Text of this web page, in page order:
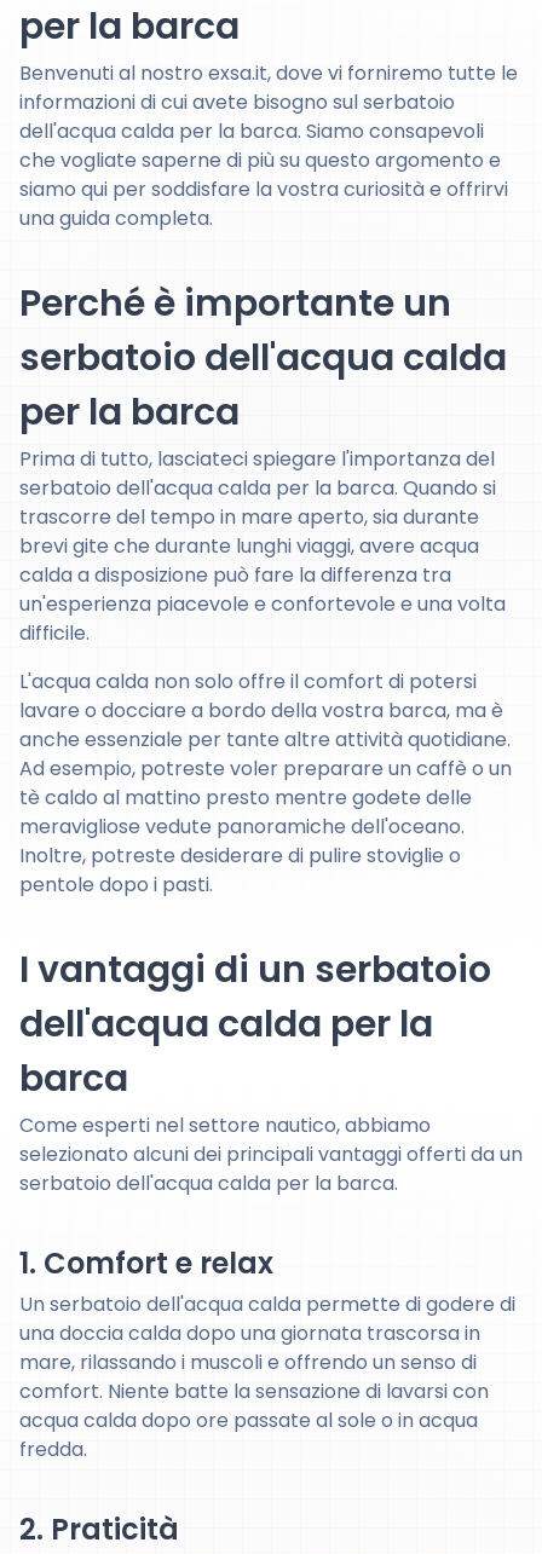
per la barca
Benvenuti al nostro exsa.it, dove vi forniremo tutte le
informazioni di cui avete bisogno sul serbatoio
dell'acqua calda per la barca. Siamo consapevoli
che vogliate saperne di più su questo argomento e
siamo qui per soddisfare la vostra curiosità e offrirvi
una guida completa.
Perché è importante un
serbatoio dell'acqua calda
per la barca
Prima di tutto, lasciateci spiegare l'importanza del
serbatoio dell'acqua calda per la barca. Quando si
trascorre del tempo in mare aperto, sia durante
brevi gite che durante lunghi viaggi, avere acqua
calda a disposizione può fare la differenza tra
un'esperienza piacevole e confortevole e una volta
difficile.
L'acqua calda non solo offre il comfort di potersi
lavare o docciare a bordo della vostra barca, ma è
anche essenziale per tante altre attività quotidiane.
Ad esempio, potreste voler preparare un caffè o un
tè caldo al mattino presto mentre godete delle
meravigliose vedute panoramiche dell'oceano.
Inoltre, potreste desiderare di pulire stoviglie o
pentole dopo i pasti.
I vantaggi di un serbatoio
dell'acqua calda per la
barca
Come esperti nel settore nautico, abbiamo
selezionato alcuni dei principali vantaggi offerti da un
serbatoio dell'acqua calda per la barca.
1. Comfort e relax
Un serbatoio dell'acqua calda permette di godere di
una doccia calda dopo una giornata trascorsa in
mare, rilassando i muscoli e offrendo un senso di
comfort. Niente batte la sensazione di lavarsi con
acqua calda dopo ore passate al sole o in acqua
fredda.
2. Praticità